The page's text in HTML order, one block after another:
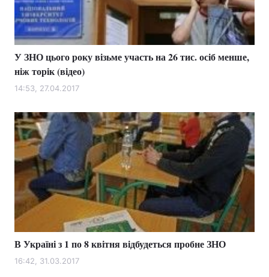
Головна Війна
Україна
Економіка Світ
Спорт Наука
Техно і зв'язок Лайт
Зброя Інциденти
Здоров'я Туризм
Цікавинки Погода
У ЗНО цього року візьме участь на 26 тис. осіб менше,
ніж торік (відео)
14:53, 27.04.2017
В Україні з 1 по 8 квітня відбудеться пробне ЗНО
16:42, 31.03.2017